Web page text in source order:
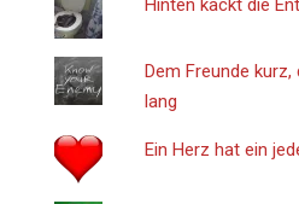
Hinten kackt die
Dem Freunde kurz,
lang
Ein Herz hat ein